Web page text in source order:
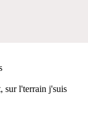
sur l'terrain j'suis